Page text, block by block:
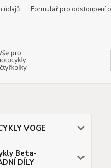
údajů Formulář pro odstoupení
VOGE
Beta-
DÍLY